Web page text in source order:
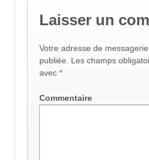
Laisser un
Votre adresse de
publiée.
Les champs
avec *
Commentaire